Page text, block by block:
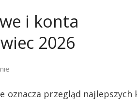
i konta
2026
oznacza przegląd najlepszych